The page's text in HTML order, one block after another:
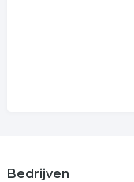
Bedrijven